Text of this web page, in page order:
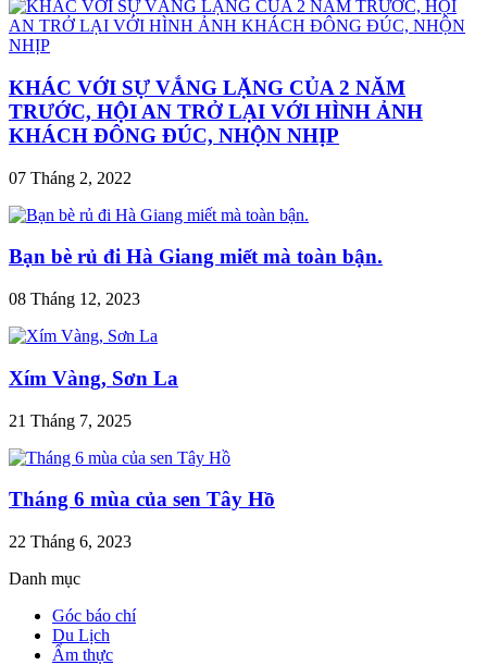
KHÁC VỚI SỰ VẮNG LẶNG CỦA 2 NĂM
TRƯỚC, HỘI AN TRỞ LẠI VỚI HÌNH ẢNH
KHÁCH ĐÔNG ĐÚC, NHỘN NHỊP
07 Tháng 2, 2022
Bạn bè rủ đi Hà Giang miết mà toàn bận.
08 Tháng 12, 2023
Xím Vàng, Sơn La
21 Tháng 7, 2025
Tháng 6 mùa của sen Tây Hồ
22 Tháng 6, 2023
Danh mục
Góc báo chí
Du Lịch
Ẩm thực